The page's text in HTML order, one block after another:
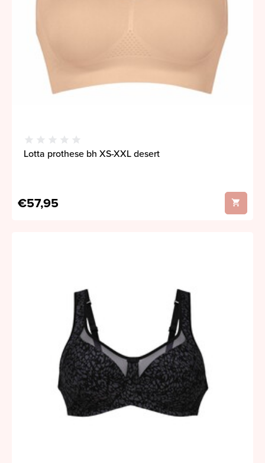
Lotta prothese bh XS-XXL desert
€57,95